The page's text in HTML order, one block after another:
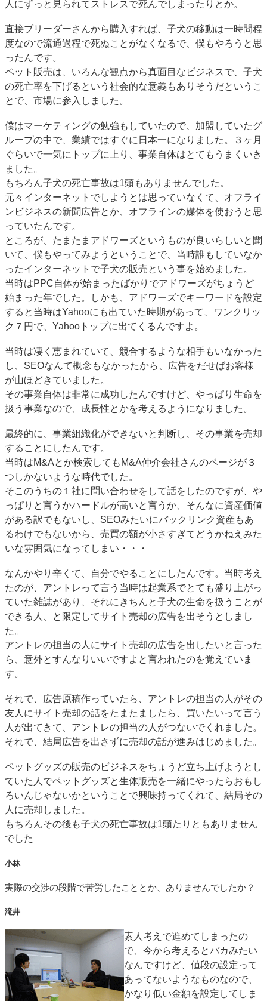
人にずっと見られてストレスで死んでしまったりとか。
直接ブリーダーさんから購入すれば、子犬の移動は一時間程
度なので流通過程で死ぬことがなくなるで、僕もやろうと思
ったんです。
ペット販売は、いろんな観点から真面目なビジネスで、子犬
の死亡率を下げるという社会的な意義もありそうだというこ
とで、市場に参入しました。
僕はマーケティングの勉強もしていたので、加盟していたグ
ループの中で、業績ではすぐに日本一になりました。３ヶ月
ぐらいで一気にトップに上り、事業自体はとてもうまくいき
ました。
もちろん子犬の死亡事故は1頭もありませんでした。
元々インターネットでしようとは思っていなくて、オフライ
ンビジネスの新聞広告とか、オフラインの媒体を使おうと思
っていたんです。
ところが、たまたまアドワーズというものが良いらしいと聞
いて、僕もやってみようということで、当時誰もしていなか
ったインターネットで子犬の販売という事を始めました。
当時はPPC自体が始まったばかりでアドワーズがちょうど
始まった年でした。しかも、アドワーズでキーワードを設定
すると当時はYahooにも出ていた時期があって、ワンクリッ
ク７円で、Yahooトップに出てくるんですよ。
当時は凄く恵まれていて、競合するような相手もいなかった
し、SEOなんて概念もなかったから、広告をだせばお客様
が山ほどきていました。
その事業自体は非常に成功したんですけど、やっぱり生命を
扱う事業なので、成長性とかを考えるようになりました。
最終的に、事業組織化ができないと判断し、その事業を売却
することにしたんです。
当時はM&Aとか検索してもM&A仲介会社さんのページが３
つしかないような時代でした。
そこのうちの１社に問い合わせをして話をしたのですが、や
っぱりと言うかハードルが高いと言うか、そんなに資産価値
がある訳でもないし、SEOみたいにバックリンク資産もあ
るわけでもないから、売買の額が小さすぎてどうかねえみた
いな雰囲気になってしまい・・・
なんかやり辛くて、自分でやることにしたんです。当時考え
たのが、アントレって言う当時は起業系でとても盛り上がっ
ていた雑誌があり、それにきちんと子犬の生命を扱うことが
できる人、と限定してサイト売却の広告を出そうとしまし
た。
アントレの担当の人にサイト売却の広告を出したいと言った
ら、意外とすんなりいいですよと言われたのを覚えていま
す。
それで、広告原稿作っていたら、アントレの担当の人がその
友人にサイト売却の話をたまたましたら、買いたいって言う
人が出てきて、アントレの担当の人がつないでくれました。
それで、結局広告を出さずに売却の話が進みはじめました。
ペットグッズの販売のビジネスをちょうど立ち上げようとし
ていた人でペットグッズと生体販売を一緒にやったらおもし
ろいんじゃないかということで興味持ってくれて、結局その
人に売却しました。
もちろんその後も子犬の死亡事故は1頭たりともありません
でした
小林
実際の交渉の段階で苦労したこととか、ありませんでしたか？
滝井
素人考えで進めてしまったの
で、今から考えるとバカみたい
なんですけど、値段の設定って
あってないようなものなので、
かなり低い金額を設定してしま